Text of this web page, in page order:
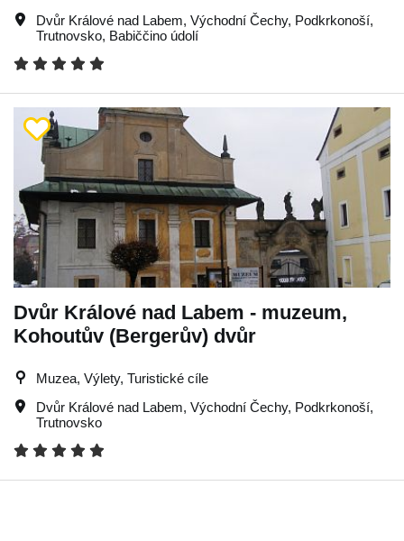
Dvůr Králové nad Labem, Východní Čechy, Podkrkonoší,
Trutnovsko, Babiččino údolí
Dvůr Králové nad Labem - muzeum,
Kohoutův (Bergerův) dvůr
Muzea, Výlety, Turistické cíle
Dvůr Králové nad Labem, Východní Čechy, Podkrkonoší,
Trutnovsko